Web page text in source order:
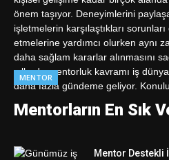
MENTOR
Mentorların En Sık
Mentor Destekli